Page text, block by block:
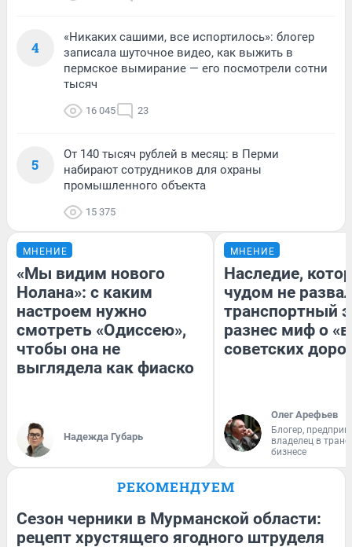
4
«Никаких сашими, все испортилось»: блогер
записала шуточное видео, как выжить в
пермское вымирание — его посмотрели сотни
тысяч
16 045 23
5
От 140 тысяч рублей в месяц: в Перми
набирают сотрудников для охраны
промышленного объекта
15 375
МНЕНИЕ
«Мы видим нового
Нолана»: с каким
настроем нужно
смотреть «Одиссею»,
чтобы она не
выглядела как фиаско
Надежда Губарь
МНЕНИЕ
Наследие,
чудом не
транспортный
разнес миф о
советских
Олег Арефьев
Блогер,
владелец в
бизнесе
РЕКОМЕНДУЕМ
Сезон черники в Мурманской области:
рецепт хрустящего ягодного штруделя